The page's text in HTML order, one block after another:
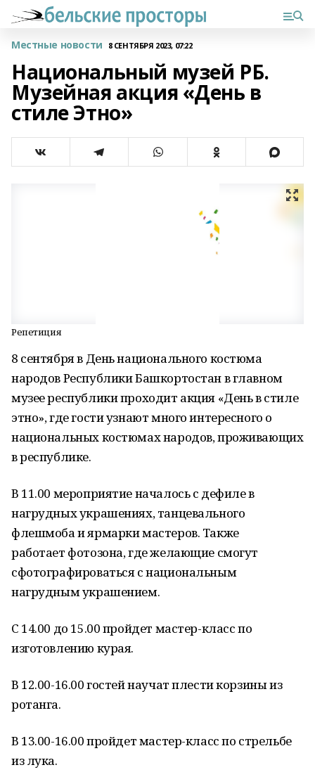
Местные новости 8 СЕНТЯБРЯ 2023, 07:22
Национальный музей РБ.
Музейная акция «День в
стиле Этно»
Репетиция
8 сентября в День национального костюма
народов Республики Башкортостан в главном
музее республики проходит акция «День в стиле
этно», где гости узнают много интересного о
национальных костюмах народов, проживающих
в республике.
В 11.00 мероприятие началось с дефиле в
нагрудных украшениях, танцевального
флешмоба и ярмарки мастеров. Также
работает фотозона, где желающие смогут
сфотографироваться с национальным
нагрудным украшением.
С 14.00 до 15.00 пройдет мастер-класс по
изготовлению курая.
В 12.00-16.00 гостей научат плести корзины из
ротанга.
В 13.00-16.00 пройдет мастер-класс по стрельбе
из лука.